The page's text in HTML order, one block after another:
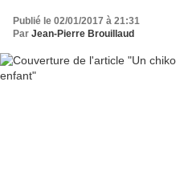
Publié le 02/01/2017 à 21:31
Par Jean-Pierre Brouillaud